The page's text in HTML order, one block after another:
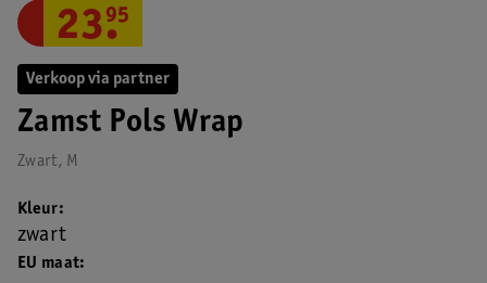
Verkoop via partner
Zamst Pols Wrap
Zwart, M
23.
95
EU maat
Kleur
zwart